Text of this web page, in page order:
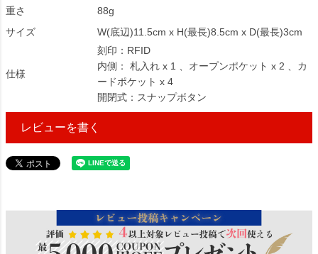
重さ
88g
サイズ
W(底辺)11.5cm x H(最長)8.5cm x D(最長)3cm
仕様
刻印：RFID
内側： 札入れ x 1 、オープンポケット x 2 、カ
ードポケット x 4
開閉式：スナップボタン
レビューを書く